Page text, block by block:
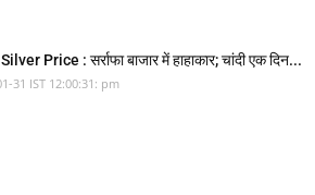
Price : सर्राफा बाजार में हाहाकार; चांदी एक दिन...
31 IST 12:00:31: pm